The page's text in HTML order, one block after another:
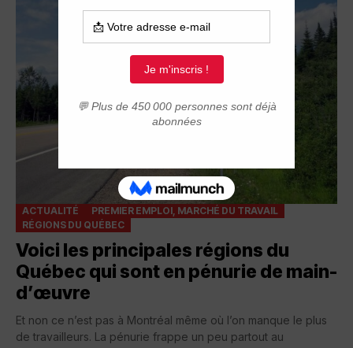
ACTUALITÉ
PREMIER EMPLOI, MARCHÉ DU TRAVAIL
RÉGIONS DU QUÉBEC
Voici les principales régions du
Québec qui sont en pénurie de main-
d’œuvre
Et non ce n’est pas à Montréal même où l’on manque le plus
de travailleurs. La pénurie frappe un peu partout au